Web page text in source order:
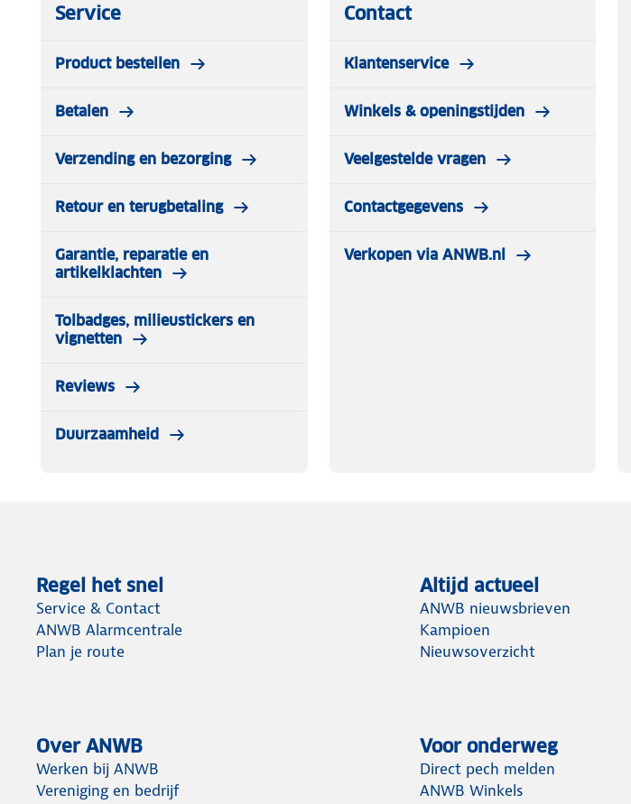
Service
Product bestellen
Betalen
Verzending en bezorging
Retour en terugbetaling
Garantie, reparatie en
artikelklachten
Tolbadges, milieustickers en
vignetten
Reviews
Duurzaamheid
Contact
Klantenservice
Winkels & openingstijden
Veelgestelde vragen
Contactgegevens
Verkopen via ANWB.nl
Regel het snel
Service & Contact
ANWB Alarmcentrale
Plan je route
Altijd actueel
ANWB nieuwsbrieven
Kampioen
Nieuwsoverzicht
Over ANWB
Werken bij ANWB
Vereniging en bedrijf
Voor onderweg
Direct pech melden
ANWB Winkels